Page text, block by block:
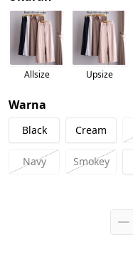
Allsize Upsize
Warna
Black Cream
Navy Smokey